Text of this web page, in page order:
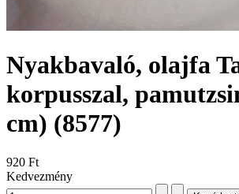
Nyakbavaló, olajfa
korpusszal,
cm) (8577)
920 Ft
Kedvezmény